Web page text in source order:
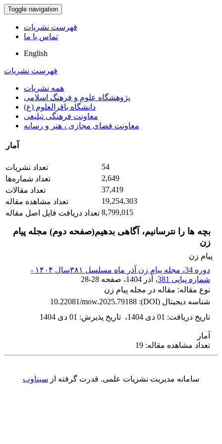
Toggle navigation
فهرست نشریات
تماس با ما
English
فهرست نشریات
همه نشریات
پژوهشگاه علوم و فرهنگ اسلامی
دانشگاه باقرالعلوم (ع)
معاونت فرهنگی تبلیغی
معاونت فضای مجازی ، هنر و رسانه
آمار
تعداد نشریات
54
تعداد شماره‌ها
2,649
تعداد مقالات
37,419
تعداد مشاهده مقاله
19,254,303
تعداد دریافت فایل اصل مقاله 8,799,015
بچه ها را نترسانیم، آگاهی بدهیم(صفحه دوم) مجله پیام
زن
پیام زن
دوره 34، مجله پیام زن آذر ماه مسلسل ۳۸۱سال ۱۴۰۴ -
شماره پیاپی 381
، آذر 1404 ، صفحه 28-28
نوع مقاله: مقاله در مجله پیام زن
شناسه دیجیتال (DOI):
10.22081/mow.2025.79188
تاریخ دریافت: 01 دی 1404 ، تاریخ پذیرش: 01 دی 1404
آمار
تعداد مشاهده مقاله: 19
سامانه مدیریت نشریات علمی. قدرت گرفته از سیناوب